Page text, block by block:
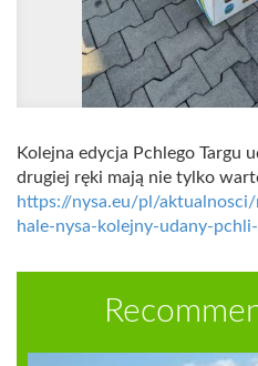
Kolejna edycja Pchlego Targu
drugiej ręki mają nie tylko
https://nysa.eu/pl/
hale-nysa-kolejny-udany-